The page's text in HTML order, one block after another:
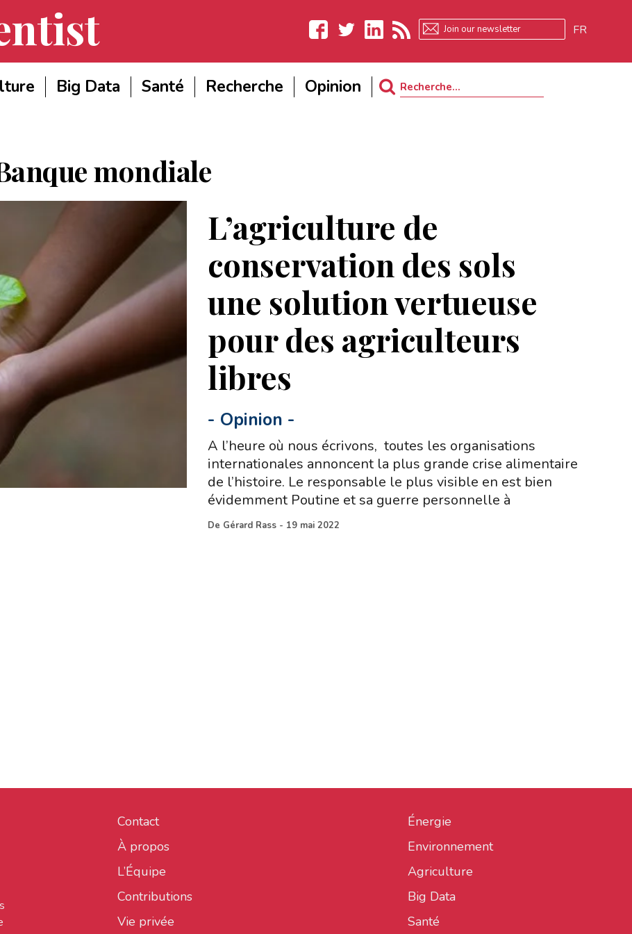
LinkedIn
FR
Big Data Santé Recherche Opinion
Search
mondiale
L’agriculture de
conservation des sols
une solution vertueuse
pour des agriculteurs
libres
- Opinion -
A l’heure où nous écrivons, toutes les organisations
internationales annoncent la plus grande crise alimentaire
de l’histoire. Le responsable le plus visible en est bien
évidemment Poutine et sa guerre personnelle à
De Gérard Rass - 19 mai 2022
Contact
À propos
L’Équipe
Contributions
Vie privée
Énergie
Environnement
Agriculture
Big Data
Santé